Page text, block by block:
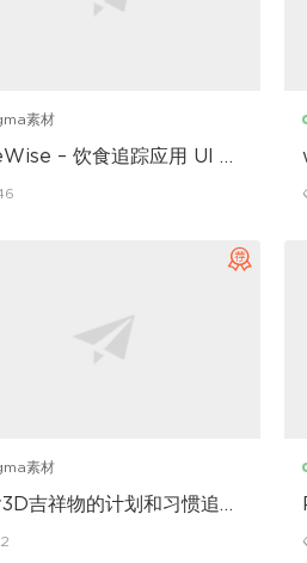
素材
– 饮食追踪应用 UI 套
素材
吉祥物的计划和习惯追踪